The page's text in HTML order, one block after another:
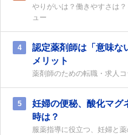
やりがいは？働きやすさは
ュー
4
認定薬剤師は「意味な
メリット
薬剤師のための転職・求人コ
5
妊婦の便秘、酸化マグ
時は？
服薬指導に役立つ、妊婦と